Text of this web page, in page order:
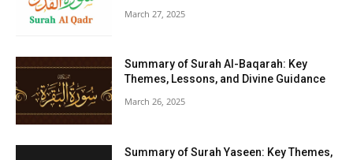
March 27, 2025
Summary of Surah Al-Baqarah: Key
Themes, Lessons, and Divine Guidance
March 26, 2025
Summary of Surah Yaseen: Key Themes,